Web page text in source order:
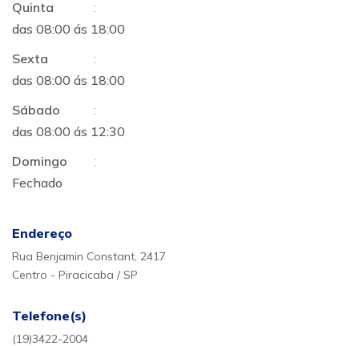
Quinta
:
das 08:00 ás 18:00
Sexta
:
das 08:00 ás 18:00
Sábado
:
das 08:00 ás 12:30
Domingo
:
Fechado
Endereço
Rua Benjamin Constant, 2417
Centro - Piracicaba / SP
Telefone(s)
(19)3422-2004